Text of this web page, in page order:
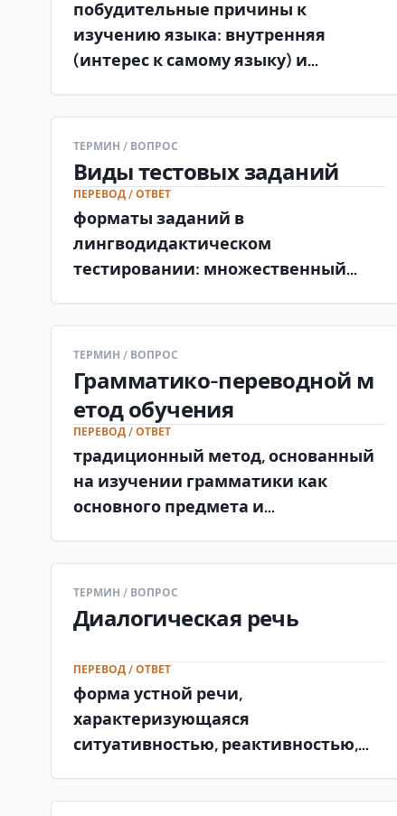
побудительные причины к
изучению языка: внутренняя
(интерес к самому языку) и
ТЕРМИН / ВОПРОС
Виды тестовых заданий
ПЕРЕВОД / ОТВЕТ
форматы заданий в
лингводидактическом
тестировании: множественный
конструирование (закрытые и
открытые типы).
ТЕРМИН / ВОПРОС
Грамматико-переводной м
етод обучения
ПЕРЕВОД / ОТВЕТ
традиционный метод, основанный
на изучении грамматики как
основного предмета и
ТЕРМИН / ВОПРОС
Диалогическая речь
ПЕРЕВОД / ОТВЕТ
форма устной речи,
характеризующаяся
ситуативностью, реактивностью,